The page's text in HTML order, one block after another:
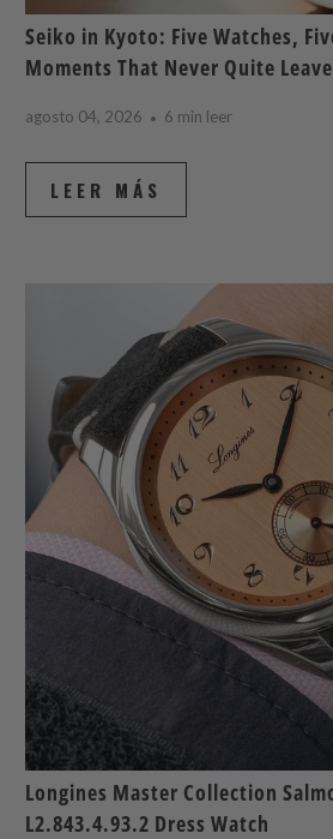
Seiko in Kyoto: Five Watches,
Moments That Never Quite
agosto 04, 2026 6 min leer
LEER MÁS
Longines Master Collection
L2.843.4.93.2 Dress Watch